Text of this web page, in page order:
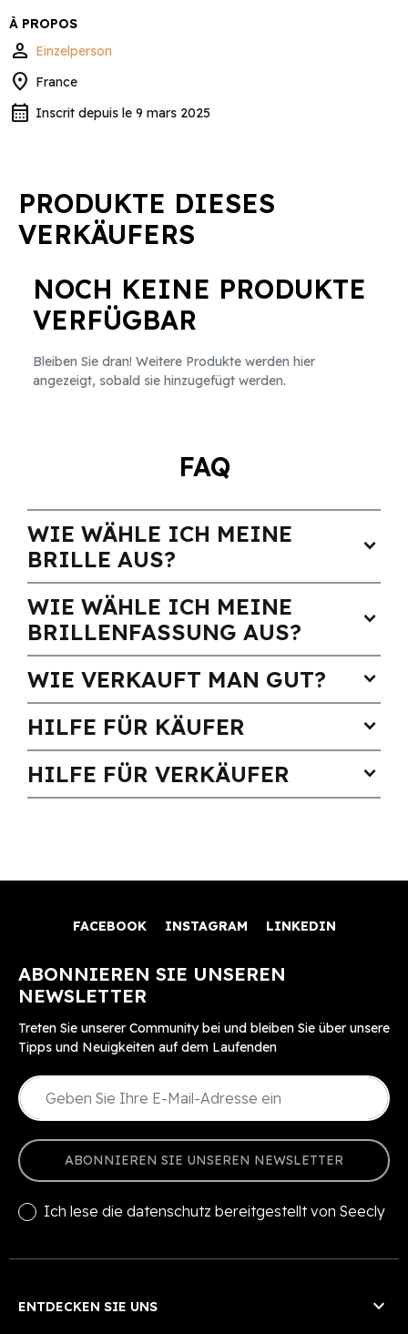
À PROPOS
person Einzelperson
location_on France
calendar_month Inscrit depuis le 9 mars 2025
PRODUKTE DIESES
VERKÄUFERS
NOCH KEINE PRODUKTE
VERFÜGBAR
Bleiben Sie dran! Weitere Produkte werden hier
angezeigt, sobald sie hinzugefügt werden.
FAQ
WIE WÄHLE ICH MEINE
BRILLE AUS?
expand_more
WIE WÄHLE ICH MEINE
BRILLENFASSUNG AUS?
expand_more
WIE VERKAUFT MAN GUT? expand_more
HILFE FÜR KÄUFER expand_more
HILFE FÜR VERKÄUFER expand_more
FACEBOOK INSTAGRAM LINKEDIN
ABONNIEREN SIE UNSEREN
NEWSLETTER
Treten Sie unserer Community bei und bleiben Sie über unsere
Tipps und Neuigkeiten auf dem Laufenden
ABONNIEREN SIE UNSEREN NEWSLETTER
Ich lese die datenschutz bereitgestellt von Seecly
ENTDECKEN SIE UNS 